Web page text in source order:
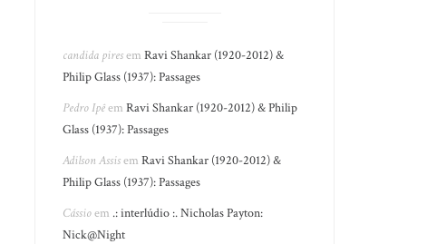
candida piresemRavi Shankar (1920-2012) &
Philip Glass (1937): Passages
Pedro IpêemRavi Shankar (1920-2012) & Philip
Glass (1937): Passages
Adilson AssisemRavi Shankar (1920-2012) &
Philip Glass (1937): Passages
Cássioem .: interlúdio :. Nicholas Payton:
Nick@Night